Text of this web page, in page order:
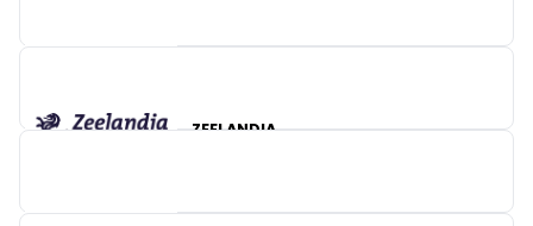
ZEELANDIA